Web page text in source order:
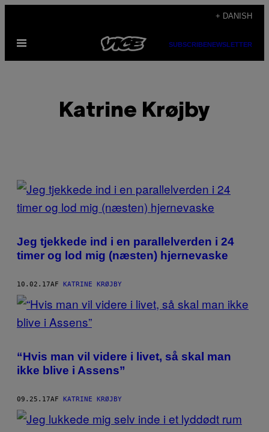
indhold
+ DANISH
Åbn
SUBSCRIBENEWSLETTER
Katrine Krøjby
POSTS
BY
THIS
AUTHOR
Jeg tjekkede ind i en parallelverden i 24
timer og lod mig (næsten) hjernevaske
10.02.17AF KATRINE KRØJBY
“Hvis man vil videre i livet, så skal man
ikke blive i Assens”
09.25.17AF KATRINE KRØJBY